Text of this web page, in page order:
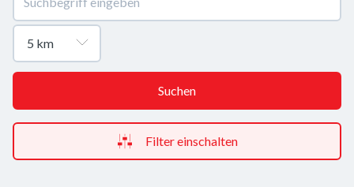
Suchen
Filter einschalten